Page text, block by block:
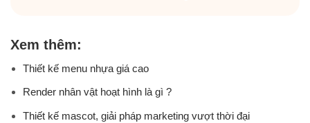
Xem thêm:
Thiết kế menu nhựa giá cao
Render nhân vật hoạt hình là gì ?
Thiết kế mascot, giải pháp marketing vượt thời đại